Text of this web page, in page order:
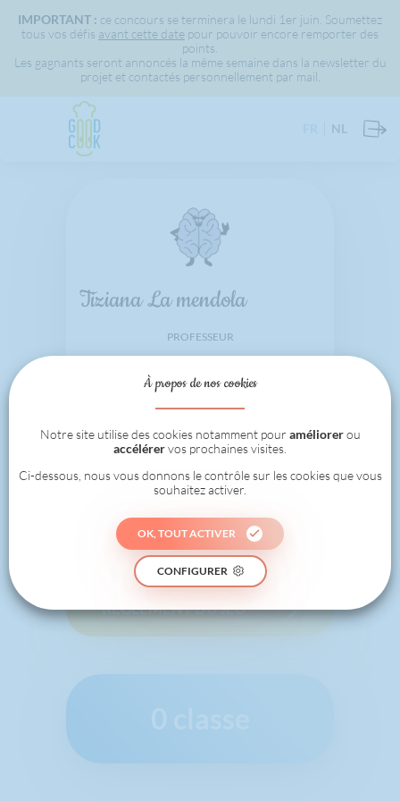
IMPORTANT : ce concours se terminera le lundi 1er juin. Soumettez
tous vos défis avant cette date pour pouvoir encore remporter des
points.
Les gagnants seront annoncés la même semaine dans la newsletter du
projet et contactés personnellement par mail.
NL
Tiziana La mendola
PROFESSEUR
Ecole fondamentale libre Saint-
Joseph
NOUVEAU DÉFI !
RÈGLEMENT DU JEU
À propos de nos cookies
Notre site utilise des cookies notamment pour améliorerou
accélérervos prochaines visites.
Ci-dessous, nous vous donnons le contrôle sur les cookies que vous
souhaitez activer.
OK, TOUT ACTIVER
CONFIGURER